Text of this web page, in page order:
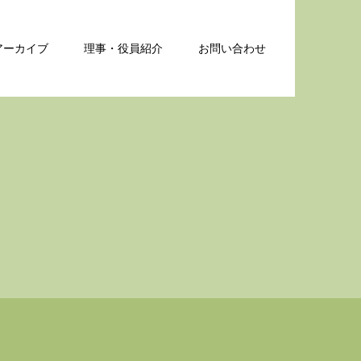
ーカイブ 理事・役員紹介 お問い合わせ